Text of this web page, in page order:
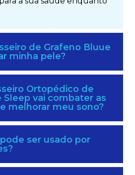
de Grafeno Bluue
minha pele?
Ortopédico de
Sleep vai combater as
melhorar meu sono?
ser usado por